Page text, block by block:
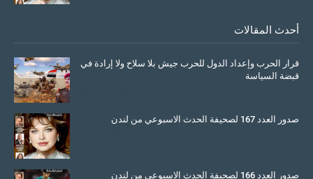
أحدث المقالات
قرار الحرب وإعداد الدول للحرب جيش بلا سلاح ولا إرادة في
قبضة السياسة
صدور العدد 167 لصحيفة الحدث الاسبوعي من لندن
صدور العدد 166 لصحيفة الحدث الاسبوعي من لندن